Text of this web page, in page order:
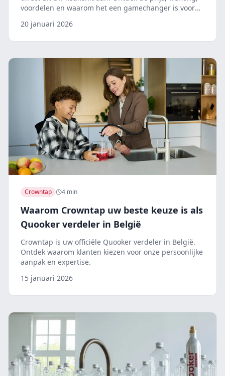
voordelen en waarom het een gamechanger is voor
20 januari 2026
Crowntap 4 min
Waarom Crowntap uw beste keuze is als
Quooker verdeler in België
Crowntap is uw officiële Quooker verdeler in België.
Ontdek waarom klanten kiezen voor onze persoonlijke
aanpak en expertise.
15 januari 2026